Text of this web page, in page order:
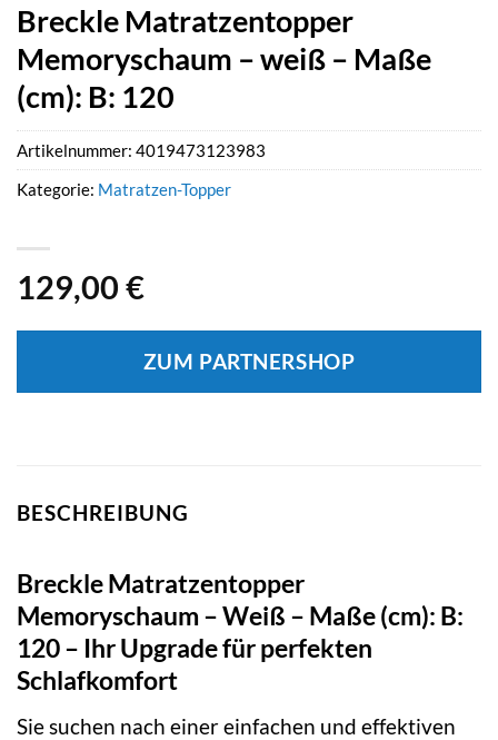
Breckle Matratzentopper
Memoryschaum – weiß – Maße
(cm): B: 120
129,00 €
ZUM PARTNERSHOP
Artikelnummer: 4019473123983
Kategorie: Matratzen-Topper
BESCHREIBUNG
Breckle Matratzentopper
Memoryschaum – Weiß – Maße (cm): B:
120 – Ihr Upgrade für perfekten
Schlafkomfort
Sie suchen nach einer einfachen und effektiven